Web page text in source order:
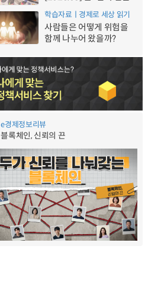
학습자료ㅣ경제로 세상 읽기
사람들은 어떻게 위험을
함께 나누어 왔을까?
e경제정보리뷰
블록체인, 신뢰의 끈